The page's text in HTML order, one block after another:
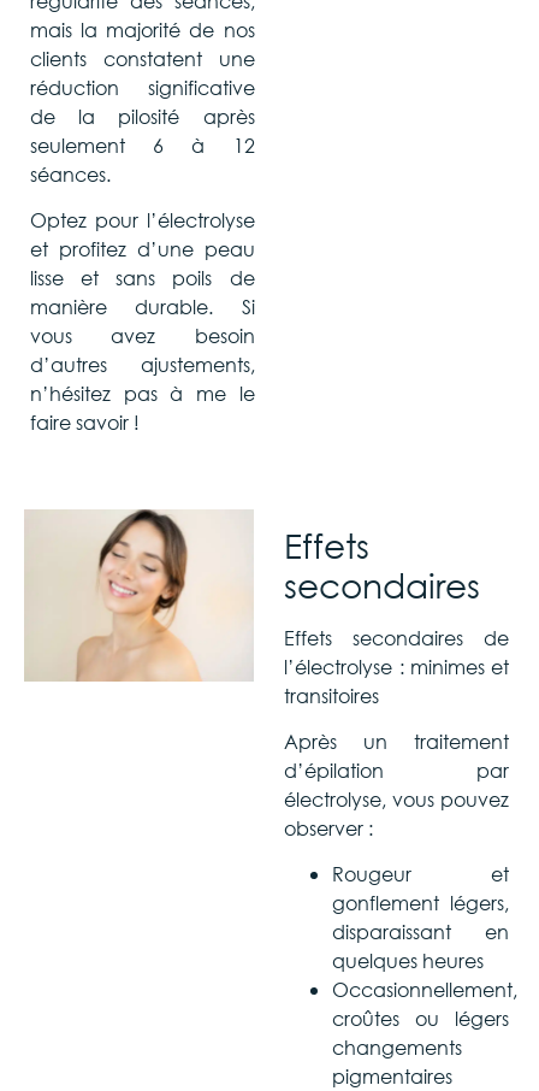
mais la majorité de nos
clients constatent une
réduction significative
de la pilosité après
seulement 6 à 12
séances.
Optez pour l’électrolyse
et profitez d’une peau
lisse et sans poils de
manière durable. Si
vous avez besoin
d’autres ajustements,
n’hésitez pas à me le
faire savoir !
Effets
secondaires
Effets secondaires de
l’électrolyse : minimes et
transitoires
Après un traitement
d’épilation par
électrolyse, vous pouvez
observer :
Rougeur et
gonflement légers,
disparaissant en
quelques heures
Occasionnellement,
croûtes ou légers
changements
pigmentaires